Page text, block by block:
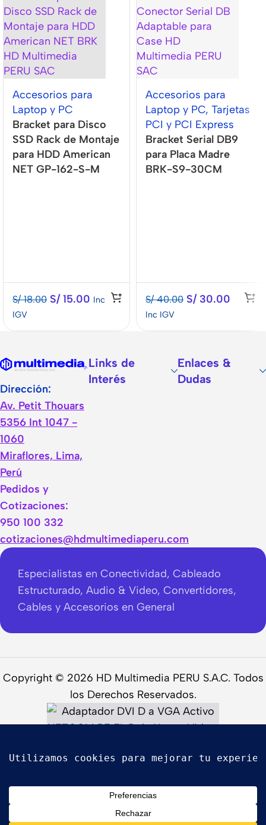
Accesorios para
Laptop y PC
Bracket para Disco
SSD Rack de Montaje
para HDD American
NET GP-162-S-M
S/18.00 S/15.00 Inc
IGV
Accesorios para
Laptop y PC, Tarjetas
PCI y PCI Express
Bracket Serial DB9
para Placa Madre
BRK-S9-30CM
S/40.00 S/30.00
Inc IGV
Dirección:
Av. Petit Thouars
5356 Int 1047 -
1060
Miraflores, Lima,
Perú
Pedidos y
Cotizaciones:
950 100 332
cotizaciones@hdmultimediaperu.com
Links de
Interés
Enlaces &
Dudas
Especialistas en Conectividad, Cableado
Estructurado, Audio & Video, Convertidores,
Cables y Accesorios en General
Copyright © 2026 HD Multimedia PERU S.A.C. Todos
los Derechos Reservados.
DVI-D a
S/60.00